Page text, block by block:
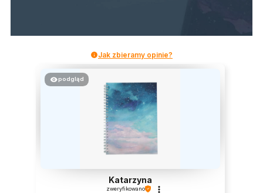
Jak zbieramy opinie?
podgląd
Katarzyna
zweryfikowano